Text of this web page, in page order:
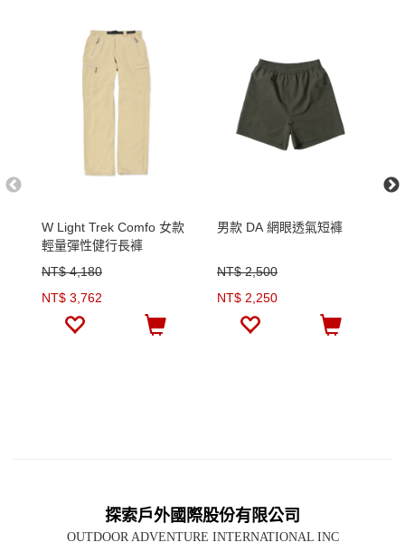
W Light Trek Comfo 女款
輕量彈性健行長褲
NT$ 4,180
NT$ 3,762
男款 DA 網眼透氣短褲
NT$ 2,500
NT$ 2,250
探索戶外國際股份有限公司
OUTDOOR ADVENTURE INTERNATIONAL INC